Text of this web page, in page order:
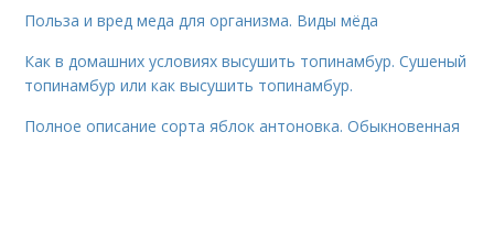
Польза и вред меда для организма. Виды мёда
Как в домашних условиях высушить топинамбур. Сушеный
топинамбур или как высушить топинамбур.
Полное описание сорта яблок антоновка. Обыкновенная